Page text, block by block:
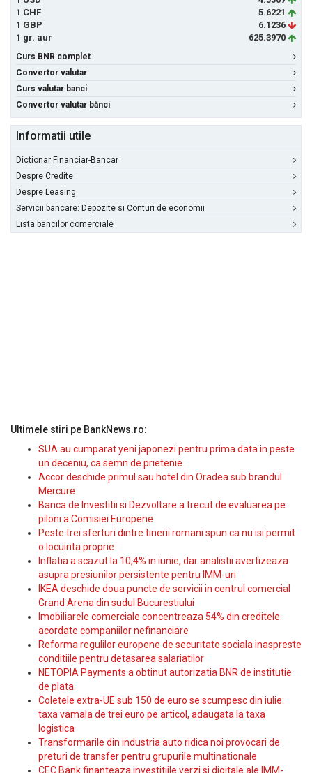
1 CHF
5.6221
1 GBP
6.1236
1 gr. aur
625.3970
Curs BNR complet
Convertor valutar
Curs valutar banci
Convertor valutar bănci
Informatii utile
Dictionar Financiar-Bancar
Despre Credite
Despre Leasing
Servicii bancare: Depozite si Conturi de economii
Lista bancilor comerciale
Ultimele stiri pe BankNews.ro:
SUA au cumparat yeni japonezi pentru prima data in peste
un deceniu, ca semn de prietenie
Accor deschide primul sau hotel din Oradea sub brandul
Mercure
Banca de Investitii si Dezvoltare a trecut de evaluarea pe
piloni a Comisiei Europene
Peste trei sferturi dintre tinerii romani spun ca nu isi permit
o locuinta proprie
Inflatia a scazut la 10,4% in iunie, dar analistii avertizeaza
asupra presiunilor persistente pentru IMM-uri
IKEA deschide doua puncte de servicii in centrul comercial
Grand Arena din sudul Bucurestiului
Imobiliarele comerciale concentreaza 54% din creditele
acordate companiilor nefinanciare
Reforma regulilor europene de securitate sociala inaspreste
conditiile pentru detasarea salariatilor
NETOPIA Payments a obtinut autorizatia BNR de institutie
de plata
Coletele extra-UE sub 150 de euro se scumpesc din iulie:
taxa vamala de trei euro pe articol, adaugata la taxa
logistica
Transformarile din industria auto ridica noi provocari de
preturi de transfer pentru grupurile multinationale
CEC Bank finanteaza investitiile verzi si digitale ale IMM-